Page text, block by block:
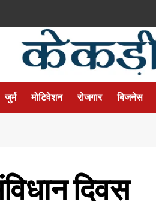
जुर्म मोटिवेशन रोजगार बिजनेस
दिवस